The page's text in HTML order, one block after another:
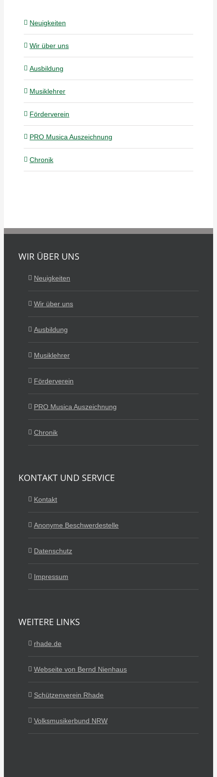
Neuigkeiten
Wir über uns
Ausbildung
Musiklehrer
Förderverein
PRO Musica Auszeichnung
Chronik
WIR ÜBER UNS
Neuigkeiten
Wir über uns
Ausbildung
Musiklehrer
Förderverein
PRO Musica Auszeichnung
Chronik
KONTAKT UND SERVICE
Kontakt
Anonyme Beschwerdestelle
Datenschutz
Impressum
WEITERE LINKS
rhade.de
Webseite von Bernd Nienhaus
Schützenverein Rhade
Volksmusikerbund NRW